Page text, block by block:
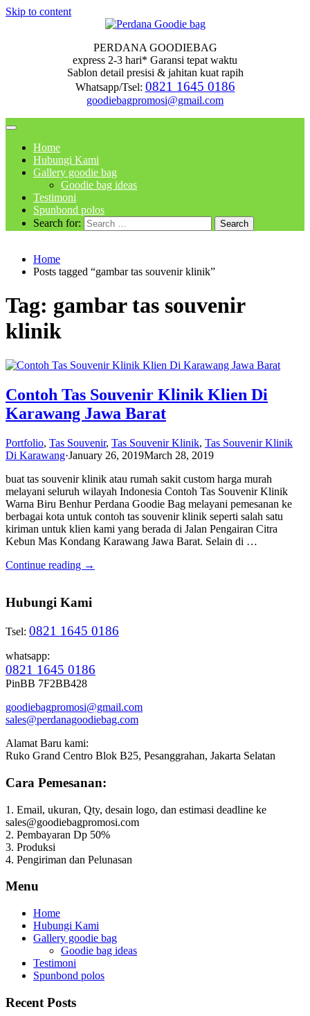
Skip to content
PERDANA GOODIEBAG
express 2-3 hari* Garansi tepat waktu
Sablon detail presisi & jahitan kuat rapih
Whatsapp/Tsel: 0821 1645 0186
goodiebagpromosi@gmail.com
Home
Hubungi Kami
Gallery goodie bag
Goodie bag ideas
Testimoni
Spunbond polos
Search for:
Home
Posts tagged “gambar tas souvenir klinik”
Tag: gambar tas souvenir
klinik
Contoh Tas Souvenir Klinik Klien Di
Karawang Jawa Barat
Portfolio, Tas Souvenir, Tas Souvenir Klinik, Tas Souvenir Klinik
Di Karawang·January 26, 2019March 28, 2019
buat tas souvenir klinik atau rumah sakit custom harga murah
melayani seluruh wilayah Indonesia Contoh Tas Souvenir Klinik
Warna Biru Benhur Perdana Goodie Bag melayani pemesanan ke
berbagai kota untuk contoh tas souvenir klinik seperti salah satu
kiriman untuk klien kami yang berada di Jalan Pengairan Citra
Kebun Mas Kondang Karawang Jawa Barat. Selain di …
Continue reading →
Hubungi Kami
Tsel: 0821 1645 0186
whatsapp:
0821 1645 0186
PinBB 7F2BB428
goodiebagpromosi@gmail.com
sales@perdanagoodiebag.com
Alamat Baru kami:
Ruko Grand Centro Blok B25, Pesanggrahan, Jakarta Selatan
Cara Pemesanan:
1. Email, ukuran, Qty, desain logo, dan estimasi deadline ke
sales@goodiebagpromosi.com
2. Pembayaran Dp 50%
3. Produksi
4. Pengiriman dan Pelunasan
Menu
Home
Hubungi Kami
Gallery goodie bag
Goodie bag ideas
Testimoni
Spunbond polos
Recent Posts